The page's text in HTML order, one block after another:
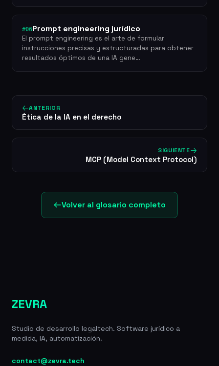
#06Prompt engineering jurídico
El prompt engineering es el arte de formular
instrucciones precisas y estructuradas para obtener
resultados óptimos de una IA gene…
ANTERIOR
Ética de la IA en el derecho
SIGUIENTE
MCP (Model Context Protocol)
Volver al glosario completo
ZEVRA
Studio de desarrollo legaltech. Software jurídico a
medida, IA, automatización.
contact@zevra.tech